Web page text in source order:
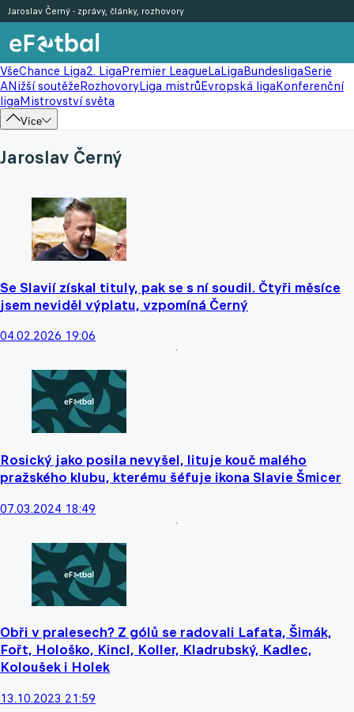
VšeChance Liga2. LigaPremier LeagueLaLigaBundesligaSerie
ANižší soutěžeRozhovoryLiga mistrůEvropská ligaKonferenční
ligaMistrovství světa
Více
Jaroslav Černý - zprávy, články, rozhovory
Jaroslav Černý
Se Slavií získal tituly, pak se s ní soudil. Čtyři měsíce
jsem neviděl výplatu, vzpomíná Černý
04.02.2026 19:06
Rosický jako posila nevyšel, lituje kouč malého
pražského klubu, kterému šéfuje ikona Slavie Šmicer
07.03.2024 18:49
Obři v pralesech? Z gólů se radovali Lafata, Šimák,
Fořt, Hološko, Kincl, Koller, Kladrubský, Kadlec,
Koloušek i Holek
13.10.2023 21:59